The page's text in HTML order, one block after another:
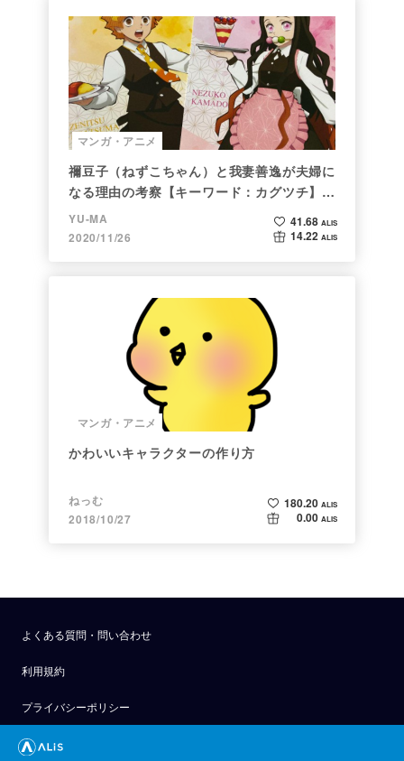
マンガ・アニメ
禰豆子（ねずこちゃん）と我妻善逸が夫婦に
なる理由の考察【キーワード：カグツチ】＜
後編＞
YU-MA
2020/11/26
41.68 ALIS
14.22 ALIS
マンガ・アニメ
かわいいキャラクターの作り方
ねっむ
2018/10/27
180.20 ALIS
0.00 ALIS
よくある質問・問い合わせ
利用規約
プライバシーポリシー
公式アナウンス